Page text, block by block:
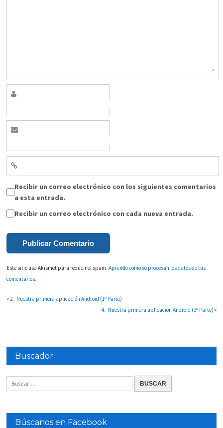
Recibir un correo electrónico con los siguientes comentarios
a esta entrada.
Recibir un correo electrónico con cada nueva entrada.
Este sitio usa Akismet para reducir el spam.Aprende cómo se procesan los datos de tus
comentarios.
«2.- Nuestra primera aplicación Android (1º Parte)
4.- Nuestra primera aplicación Android (3º Parte) »
Buscador
Búscanos en Facebook